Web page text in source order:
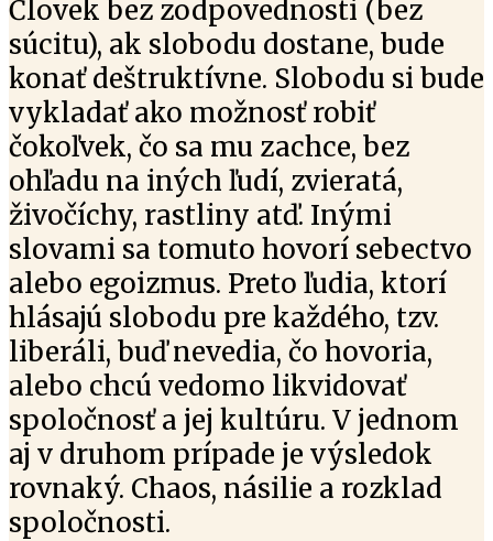
Človek bez zodpovednosti (bez
súcitu), ak slobodu dostane, bude
konať deštruktívne. Slobodu si bude
vykladať ako možnosť robiť
čokoľvek, čo sa mu zachce, bez
ohľadu na iných ľudí, zvieratá,
živočíchy, rastliny atď. Inými
slovami sa tomuto hovorí sebectvo
alebo egoizmus. Preto ľudia, ktorí
hlásajú slobodu pre každého, tzv.
liberáli, buď nevedia, čo hovoria,
alebo chcú vedomo likvidovať
spoločnosť a jej kultúru. V jednom
aj v druhom prípade je výsledok
rovnaký. Chaos, násilie a rozklad
spoločnosti.